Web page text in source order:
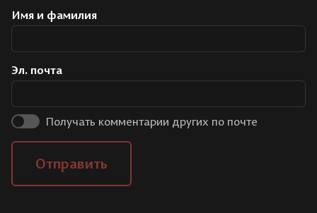
Имя и фамилия
Эл. почта
Получать комментарии других по почте
Отправить